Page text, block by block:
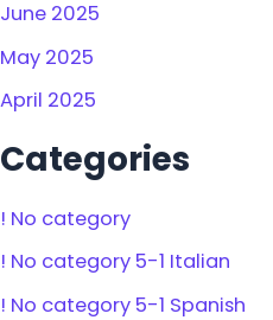
June 2025
May 2025
April 2025
Categories
! No category
! No category 5-1 Italian
! No category 5-1 Spanish